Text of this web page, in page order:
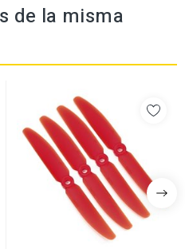
de la misma